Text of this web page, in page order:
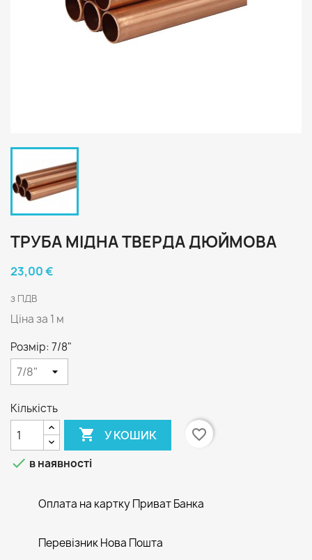
ТРУБА МІДНА ТВЕРДА ДЮЙМОВА
23,00 €
з ПДВ
Ціна за 1 м
Розмір: 7/8"
Кількість
 У КОШИК
favorite_border
 в наявності
Оплата на картку Приват Банка
Перевізник Нова Пошта